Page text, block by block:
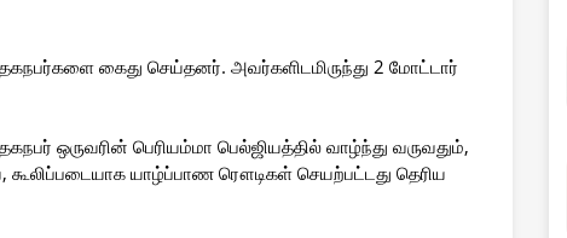
கைது செய்தனர். அவர்களிடமிருந்து 2 மோட்டார்
ஒருவரின் பெரியம்மா பெல்ஜியத்தில் வாழ்ந்து வருவதும்,
யாழ்ப்பாண ரௌடிகள் செயற்பட்டது தெரிய